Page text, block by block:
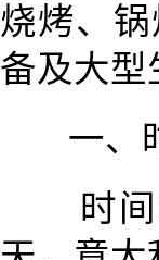
烧烤、
备及大型
一、
时